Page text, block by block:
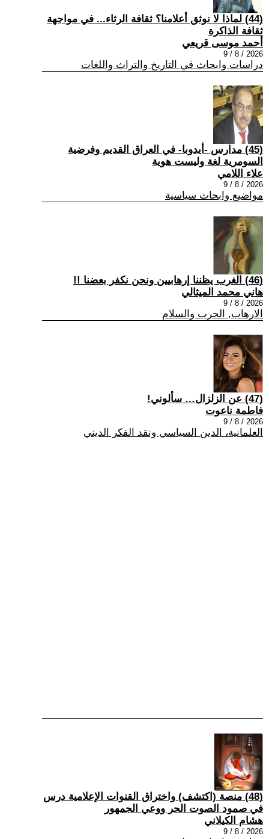
(44) لماذا لا نوثق أعلامنا؟ ثقافة الرثاء... في مواجهة
ثقافة الذاكرة
أحمد موسى قريعي
2026 / 8 / 9
دراسات وابحاث في التاريخ والتراث واللغات
(45) مدارس -أيدوبا- في العراق القديم وفرضية
السومرية لغة وليست هوية
علاء اللامي
2026 / 8 / 9
مواضيع وابحاث سياسية
(46) الغرب يظننا إرهابيين ونحن نكفر بعضنا !!
هاني محمد الميثالي
2026 / 8 / 9
الارهاب, الحرب والسلام
(47) عن الزلزال… سألوني!
فاطمة ناعوت
2026 / 8 / 9
العلمانية، الدين السياسي ونقد الفكر الديني
(48) منصة (اكتشف) واختراق القنوات الإعلامية درس
في صمود الصوت الحر ووعي الجمهور
هشام الكيلاني
2026 / 8 / 9